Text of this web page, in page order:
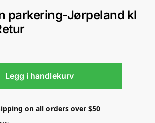
parkering-Jørpeland kl
Legg i handlekurv
on all orders over $50